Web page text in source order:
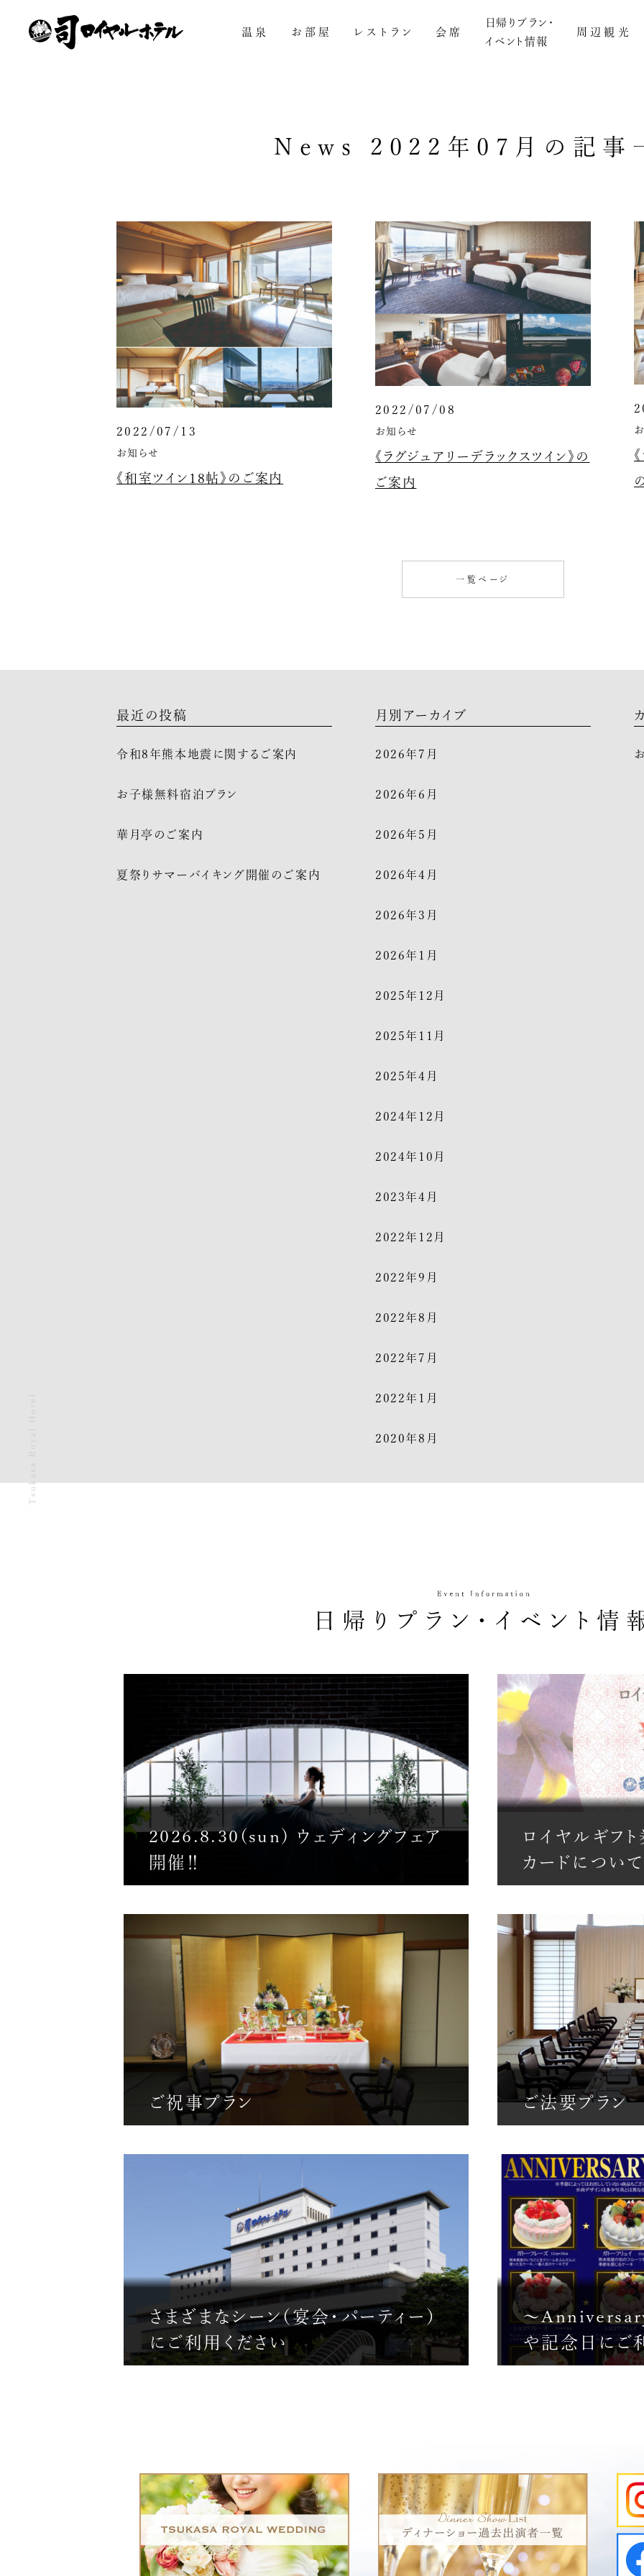
温泉 お部屋 レストラン 会席
日帰りプラン・
イベント情報
周辺観光
News 2022年07月の記事
2022/07/13
お知らせ
《和室ツイン18帖》のご案内
2022/07/08
お知らせ
《ラグジュアリーデラックスツイン》の
ご案内
一覧ページ
最近の投稿
令和8年熊本地震に関するご案内
お子様無料宿泊プラン
華月亭のご案内
夏祭りサマーバイキング開催のご案内
月別アーカイブ
2026年7月
2026年6月
2026年5月
2026年4月
2026年3月
2026年1月
2025年12月
2025年11月
2025年4月
2024年12月
2024年10月
2023年4月
2022年12月
2022年9月
2022年8月
2022年7月
2022年1月
2020年8月
2026.8.30(sun) ウェディングフェア
開催‼
ロイヤルギフ
カードについて
ご祝事プラン ご法要プラン
さまざまなシーン（宴会・パーティー）
にご利用ください
～
や記念日にご